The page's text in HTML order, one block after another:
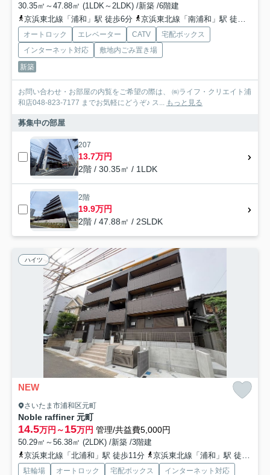
30.35㎡～47.88㎡ (1LDK～2LDK) /新築 /6階建
京浜東北線「浦和」駅 徒歩6分
京浜東北線「南浦和」駅 徒歩18分
オートロック エレベーター CATV
宅配ボックス
インターネット対応
敷地内ごみ置き場
新築
お問い合わせ・お部屋の内覧をご希望の際は、 ㈱ライフ・クリエイト浦
和店048-823-7177 までお気軽にどうぞ♪ ス...
もっと見る
募集中の部屋
207
13.7万円
2階 / 30.35㎡ / 1LDK
2階
19.9万円
2階 / 47.88㎡ / 2SLDK
ハイツ
NEW
さいたま市浦和区元町
Noble raffiner 元町
14.5万円～15万円 管理/共益費5,000円
50.29㎡～56.38㎡ (2LDK) /新築 /3階建
京浜東北線「北浦和」駅 徒歩11分
京浜東北線「浦和」駅 徒歩22分
駐輪場 オートロック 宅配ボックス インターネット対応